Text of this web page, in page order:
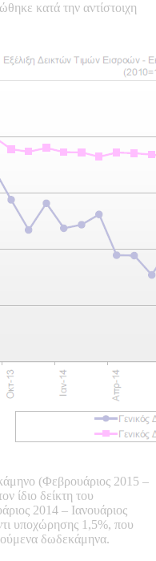
κατά την αντίστοιχη
(Φεβρουάριος 2015 –
ίδιο δείκτη του
2014 – Ιανουάριος
υποχώρησης 1,5%, που
δωδεκάμηνα.